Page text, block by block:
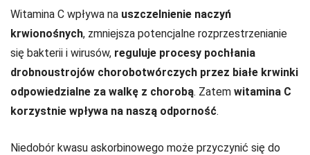
Witamina C wpływa na uszczelnienie naczyń
krwionośnych, zmniejsza potencjalne rozprzestrzenianie
się bakterii i wirusów, reguluje procesy pochłania
drobnoustrojów chorobotwórczych przez białe krwinki
odpowiedzialne za walkę z chorobą. Zatem witamina C
korzystnie wpływa na naszą odporność.
Niedobór kwasu askorbinowego może przyczynić się do